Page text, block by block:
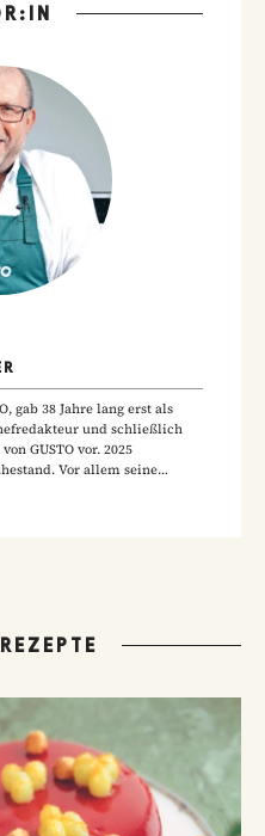
gab 38 Jahre lang erst als
und schließlich
GUSTO vor. 2025
Vor allem seine